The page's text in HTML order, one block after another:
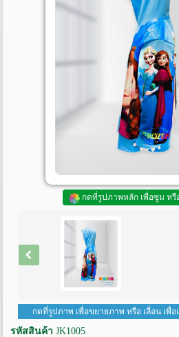
กดที่รูปภาพหลัก เพื่อซูม ห
กดที่รูปภาพ เพื่อขยายภาพ หรือ เลื่อน เพื่
รหัสสินค้า JK1005